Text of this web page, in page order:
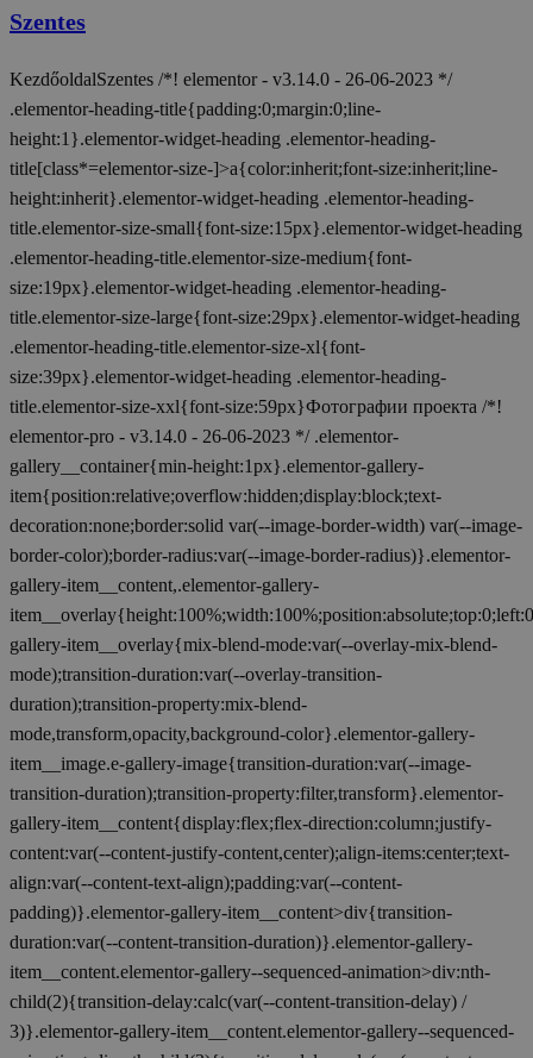
Szentes
KezdőoldalSzentes /*! elementor - v3.14.0 - 26-06-2023 */
.elementor-heading-title{padding:0;margin:0;line-
height:1}.elementor-widget-heading .elementor-heading-
title[class*=elementor-size-]>a{color:inherit;font-size:inherit;line-
height:inherit}.elementor-widget-heading .elementor-heading-
title.elementor-size-small{font-size:15px}.elementor-widget-heading
.elementor-heading-title.elementor-size-medium{font-
size:19px}.elementor-widget-heading .elementor-heading-
title.elementor-size-large{font-size:29px}.elementor-widget-heading
.elementor-heading-title.elementor-size-xl{font-
size:39px}.elementor-widget-heading .elementor-heading-
title.elementor-size-xxl{font-size:59px}Фотографии проекта /*!
elementor-pro - v3.14.0 - 26-06-2023 */ .elementor-
gallery__container{min-height:1px}.elementor-gallery-
item{position:relative;overflow:hidden;display:block;text-
decoration:none;border:solid var(--image-border-width) var(--image-
border-color);border-radius:var(--image-border-radius)}.elementor-
gallery-item__content,.elementor-gallery-
gallery-item__overlay{mix-blend-mode:var(--overlay-mix-blend-
mode);transition-duration:var(--overlay-transition-
duration);transition-property:mix-blend-
mode,transform,opacity,background-color}.elementor-gallery-
item__image.e-gallery-image{transition-duration:var(--image-
transition-duration);transition-property:filter,transform}.elementor-
gallery-item__content{display:flex;flex-direction:column;justify-
content:var(--content-justify-content,center);align-items:center;text-
align:var(--content-text-align);padding:var(--content-
padding)}.elementor-gallery-item__content>div{transition-
duration:var(--content-transition-duration)}.elementor-gallery-
item__content.elementor-gallery--sequenced-animation>div:nth-
child(2){transition-delay:calc(var(--content-transition-delay) /
3)}.elementor-gallery-item__content.elementor-gallery--sequenced-